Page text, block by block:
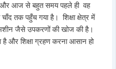
और आज से बहुत समय पहले ही वह
तक पहुँच गया है। शिक्षा क्षेत्र में
मशीन जैसे उपकरणों की खोज की है।
है और शिक्षा ग्रहण करना आसान हो